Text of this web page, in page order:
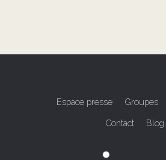
Espace presse Groupes
Contact Blog